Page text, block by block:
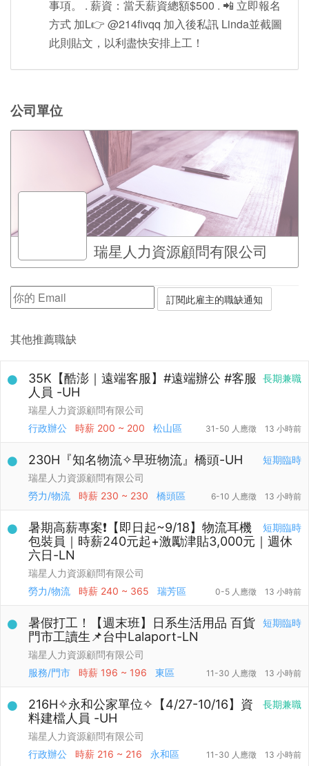
事項。 . 薪資：當天薪資總額$500 . 📲 立即報名
方式 加L👉 @214fivqq 加入後私訊 Linda並截圖
此則貼文，以利盡快安排上工！
公司單位
瑞星人力資源顧問有限公司
其他推薦職缺
長期兼職
35K【酷澎｜遠端客服】#遠端辦公 #客服
人員 -UH
瑞星人力資源顧問有限公司
行政辦公
時薪 200 ~ 200 松山區 31-50 人應徵 13 小時前
短期臨時
230H『知名物流✧早班物流』橋頭-UH
瑞星人力資源顧問有限公司
勞力/物流
時薪 230 ~ 230 橋頭區 6-10 人應徵 13 小時前
短期臨時
暑期高薪專案❗【即日起~9/18】物流耳機
包裝員｜時薪240元起+激勵津貼3,000元｜週休
六日-LN
瑞星人力資源顧問有限公司
勞力/物流
時薪 240 ~ 365 瑞芳區 0-5 人應徵 13 小時前
短期臨時
暑假打工！【週末班】日系生活用品 百貨
門市工讀生📌台中Lalaport-LN
瑞星人力資源顧問有限公司
服務/門市
時薪 196 ~ 196 東區 11-30 人應徵 13 小時前
長期兼職
216H✧永和公家單位✧【4/27-10/16】資
料建檔人員 -UH
瑞星人力資源顧問有限公司
行政辦公
時薪 216 ~ 216 永和區 11-30 人應徵 13 小時前